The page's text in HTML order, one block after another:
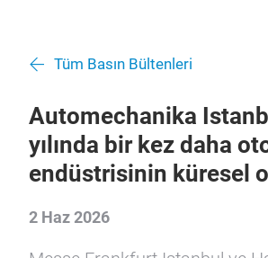
Tüm Basın Bültenleri
Automechanika
yılında bir kez daha
endüstrisinin küresel
2 Haz 2026